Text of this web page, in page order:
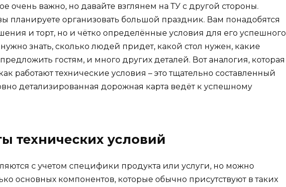
очень важно, но давайте взглянем на ТУ с другой стороны.
планируете организовать большой праздник. Вам понадобятся
и торт, но и чётко определённые условия для его успешного
знать, сколько людей придет, какой стол нужен, какие
гостям, и много других деталей. Вот аналогия, которая
работают технические условия – это тщательно составленный
детализированная дорожная карта ведёт к успешному
технических условий
с учетом специфики продукта или услуги, но можно
основных компонентов, которые обычно присутствуют в таких